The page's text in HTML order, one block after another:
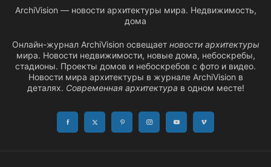
ArchiVision — новости архитектуры мира. Недвижимость,
дома
Онлайн-журнал ArchiVision освещает новости архитектуры
мира. Новости недвижимости, новые дома, небоскребы,
стадионы. Проекты домов и небоскребов с фото и видео.
Новости мира архитектуры в журнале ArchiVision в
деталях. Современная архитектура в одном месте!